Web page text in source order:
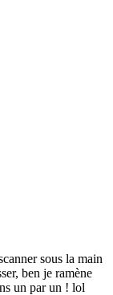
sous la main
ben je ramène
un par un ! lol